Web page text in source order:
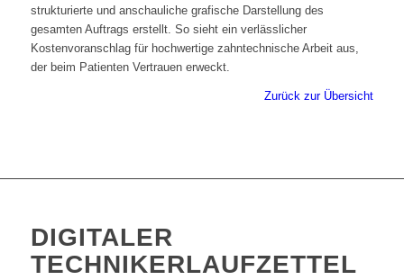
strukturierte und anschauliche grafische Darstellung des
gesamten Auftrags erstellt. So sieht ein verlässlicher
Kostenvoranschlag für hochwertige zahntechnische Arbeit aus,
der beim Patienten Vertrauen erweckt.
Zurück zur Übersicht
DIGITALER
TECHNIKERLAUFZETTEL